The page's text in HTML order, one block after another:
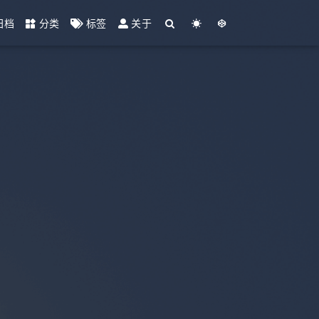
档 分类 标签 关于